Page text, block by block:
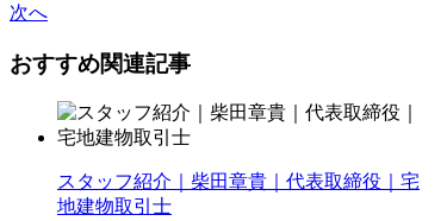
次へ
おすすめ関連記事
スタッフ紹介｜柴田章貴｜代表取締役｜宅
地建物取引士